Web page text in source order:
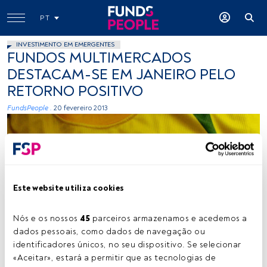
Este website utiliza cookies
Nós e os nossos 45 parceiros armazenamos e acedemos a
dados pessoais, como dados de navegação ou
identificadores únicos, no seu dispositivo. Se selecionar
«Aceitar», estará a permitir que as tecnologias de
PT
INVESTIMENTO EM EMERGENTES
FUNDOS MULTIMERCADOS
DESTACAM-SE EM JANEIRO PELO
RETORNO POSITIVO
FundsPeople . 20 fevereiro 2013
Fernanda Fronza, Flickr, Creative Commons
Tempo de leitura:1 min.